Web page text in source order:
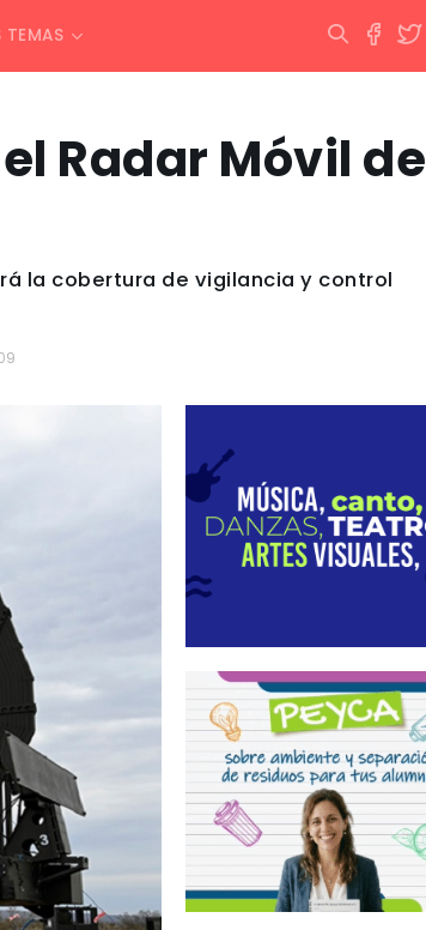
TEMAS
Radar Móvil de
la cobertura de vigilancia y control